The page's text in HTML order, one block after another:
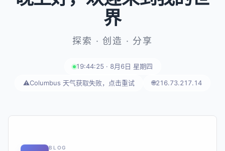
界
探索 · 创造 · 分享
19:44:26 · 8月6日 星期四
⚠️Columbus 天气获取失败，点击重试 🌐216.73.217.14
BLOG